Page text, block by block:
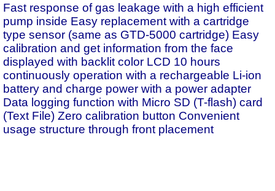
Fast response of gas leakage with a high efficient
pump inside Easy replacement with a cartridge
type sensor (same as GTD-5000 cartridge) Easy
calibration and get information from the face
displayed with backlit color LCD 10 hours
continuously operation with a rechargeable Li-ion
battery and charge power with a power adapter
Data logging function with Micro SD (T-flash) card
(Text File) Zero calibration button Convenient
usage structure through front placement